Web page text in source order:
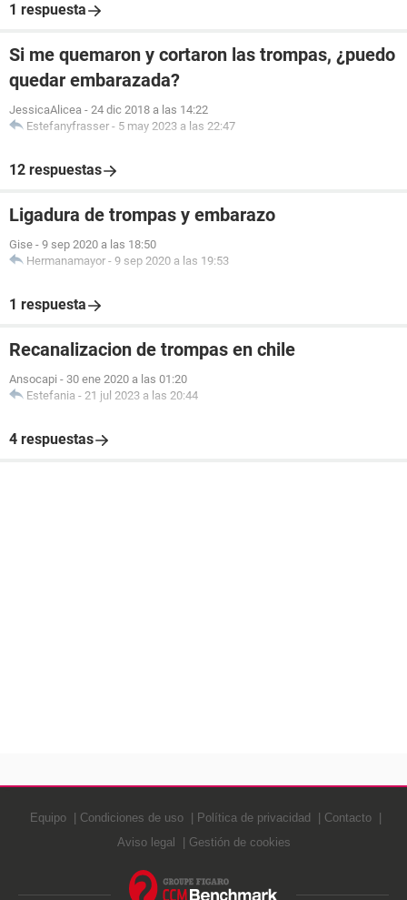
1 respuesta
Si me quemaron y cortaron las trompas, ¿puedo
quedar embarazada?
JessicaAlicea - 24 dic 2018 a las 14:22
Estefanyfrasser - 5 may 2023 a las 22:47
12 respuestas
Ligadura de trompas y embarazo
Gise - 9 sep 2020 a las 18:50
Hermanamayor - 9 sep 2020 a las 19:53
1 respuesta
Recanalizacion de trompas en chile
Ansocapi - 30 ene 2020 a las 01:20
Estefania - 21 jul 2023 a las 20:44
4 respuestas
Equipo Condiciones de uso Política de privacidad
Contacto
Aviso legal
Gestión de cookies